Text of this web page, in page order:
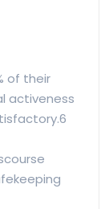
of their
activeness